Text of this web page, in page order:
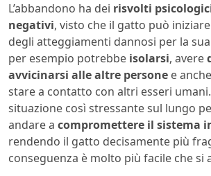
L’abbandono ha dei risvolti
negativi, visto che il gatto può
degli atteggiamenti dannosi per la
per esempio potrebbe isolarsi, avere
avvicinarsi alle altre persone e
stare a contatto con altri esseri
situazione così stressante sul lungo
andare a compromettere il sistema
rendendo il gatto decisamente più
conseguenza è molto più facile che si